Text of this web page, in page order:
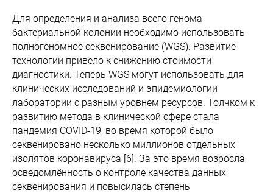
Для определения и анализа всего генома
бактериальной колонии необходимо использовать
полногеномное секвенирование (WGS). Развитие
технологии привело к снижению стоимости
диагностики. Теперь WGS могут использовать для
клинических исследований и эпидемиологии
лаборатории с разным уровнем ресурсов. Толчком к
развитию метода в клинической сфере стала
пандемия COVID-19, во время которой было
секвенировано несколько миллионов отдельных
изолятов коронавируса [6]. За это время возросла
осведомлённость о контроле качества данных
секвенирования и повысилась степень